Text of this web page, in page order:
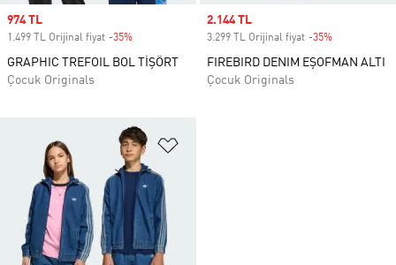
Sale price
974 TL
1.499 TL Orijinal fiyat -35%
GRAPHIC TREFOIL BOL TİŞÖRT
Çocuk Originals
Sale price
2.144 TL
3.299 TL Orijinal fiyat -35%
FIREBIRD DENIM EŞOFMAN ALTI
Çocuk Originals